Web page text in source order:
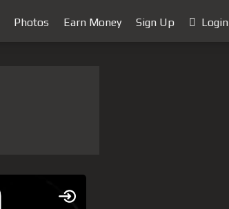
Photos Earn Money Sign Up Login